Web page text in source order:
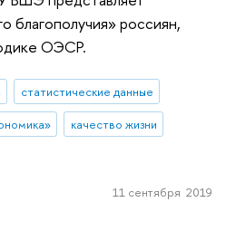
благополучия» россиян,
ОЭСР.
статистические данные
качество жизни
11 сентября 2019